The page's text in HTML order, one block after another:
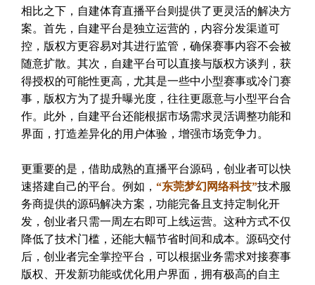
相比之下，自建体育直播平台则提供了更灵活的解决方
案。首先，自建平台是独立运营的，内容分发渠道可
控，版权方更容易对其进行监管，确保赛事内容不会被
随意扩散。其次，自建平台可以直接与版权方谈判，获
得授权的可能性更高，尤其是一些中小型赛事或冷门赛
事，版权方为了提升曝光度，往往更愿意与小型平台合
作。此外，自建平台还能根据市场需求灵活调整功能和
界面，打造差异化的用户体验，增强市场竞争力。
更重要的是，借助成熟的直播平台源码，创业者可以快
速搭建自己的平台。例如， “东莞梦幻网络科技”技术服
务商提供的源码解决方案，功能完备且支持定制化开
发，创业者只需一周左右即可上线运营。这种方式不仅
降低了技术门槛，还能大幅节省时间和成本。源码交付
后，创业者完全掌控平台，可以根据业务需求对接赛事
版权、开发新功能或优化用户界面，拥有极高的自主